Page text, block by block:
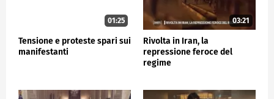
01:25
Tensione e proteste spari sui
manifestanti
03:21
Rivolta in Iran, la
repressione feroce del
regime